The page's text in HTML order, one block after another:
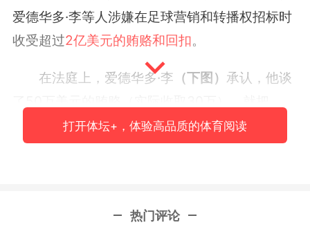
爱德华多·李等人涉嫌在足球营销和转播权招标时
收受超过2亿美元的贿赂和回扣。
在法庭上，爱德华多·李 （下图） 承认，他谈
2022年世界杯预选赛的媒体和营销权给了巴西交
通集团在迈阿密的一个分部。另外，他还提到自
斯达黎加国家队的球衣赞助商。
打开体坛+，体验高品质的体育阅读
热门评论